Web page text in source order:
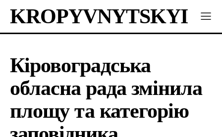
KROPYVNYTSKYI
Кіровоградська
обласна рада змінила
площу та категорію